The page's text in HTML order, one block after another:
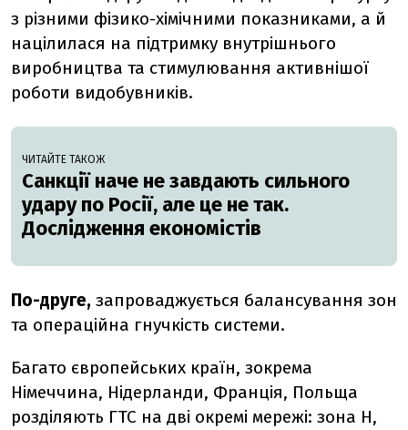
з різними фізико-хімічними показниками, а й
націлилася на підтримку внутрішнього
виробництва та стимулювання активнішої
роботи видобувників.
ЧИТАЙТЕ ТАКОЖ
Санкції наче не завдають сильного
удару по Росії, але це не так.
Дослідження економістів
По-друге, запроваджується балансування зон
та операційна гнучкість системи.
Багато європейських країн, зокрема
Німеччина, Нідерланди, Франція, Польща
розділяють ГТС на дві окремі мережі: зона Н,